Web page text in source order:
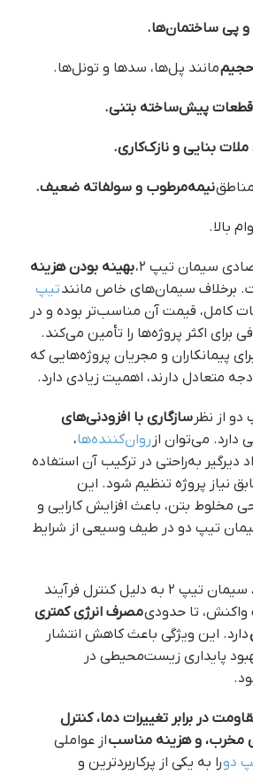
و پی‌ ساختمان‌ها.
مانند پل‌ها، سدها و تونل‌ها.
قطعات پیش‌ساخته بتنی.
بنایی و نازک‌کاری.
نیمه‌مرطوب و سولفاته ضعیف.
بالا.
سیمان تیپ ۲،
بهینه بودن هزینه
برخلاف سیمان‌های خاص مانندتیپ
کامل، قیمت آن مناسب‌تر بوده و در
برای اکثر پروژه‌ها را تأمین می‌کند.
پیمانکاران و مجریان پروژه‌هایی که
متعادل دارند، اهمیت زیادی دارد.
از نظر سازگاری با افزودنی‌های
دارد. می‌توان از روان‌کننده‌ها،
به‌راحتی در ترکیب آن استفاده
نیاز پروژه تنظیم شود. این
مخلوط بتن، باعث افزایش کارایی و
تیپ دو در طیف وسیعی از شرایط
از نظر زیست‌محیطی، سیمان تیپ ۲ به دلیل کنترل فرآیند
واکنش، تا حدودیمصرف انرژی کمتری
دارد. این ویژگی باعث کاهش انتشار
پایداری زیست‌محیطی در
در برابر تغییرات دما، کنترل
مخرب، و هزینه مناسباز عواملی
دورا به یکی از پرکاربردترین و